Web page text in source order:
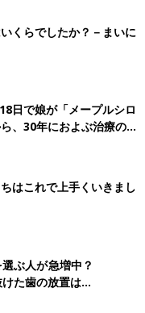
どもが寝ている時にそ
ろして、尿検査用の袋
とオムツを履かせる方
ただ、起きてきて見て
ムツに・・・動き回る
本当に少量でしたが
！
はどうですか？朝にオ
ば尿が取れます。
くらでしたか？－まいに
日で娘が「メープルシロ
、30年におよぶ治療の
はこれで上手くいきまし
ぶ人が急増中？
た歯の放置は...